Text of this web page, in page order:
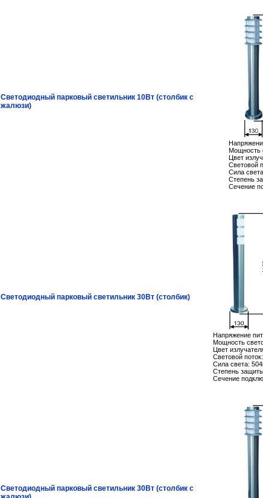
Светодиодный парковый светильник 10Вт (столбик с
жалюзи)
Мощность
Цвет
Световой
Сила
Степень
Сечение
Светодиодный парковый светильник 30Вт (столбик)
Напряжение
Мощность
Цвет
Световой
Сила света:
Степень
Сечение
Светодиодный парковый светильник 30Вт (столбик с